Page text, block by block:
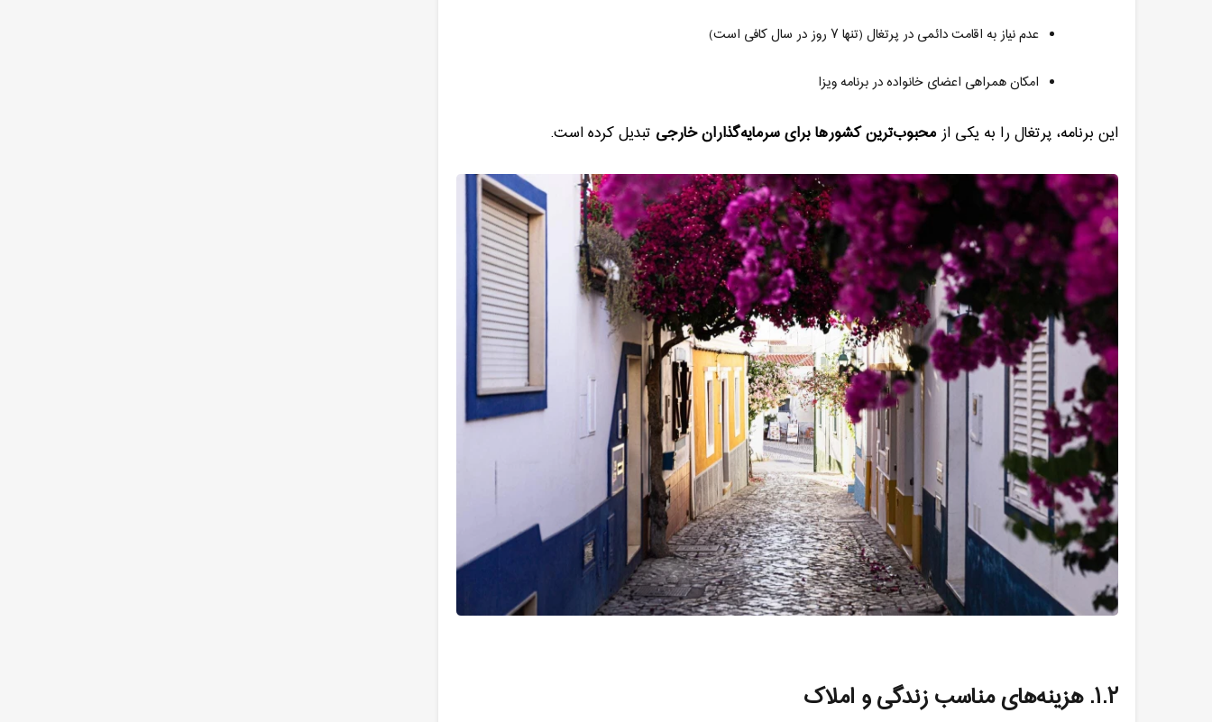
عدم نیاز به اقامت دائمی در پرتغال (تنها۷روز در سال کافی است)
امکان همراهی اعضای خانواده در برنامه ویزا
این برنامه، پرتغال را به یکی ازمحبوب‌ترین کشورها برای سرمایه‌گذاران خارجی تبدیل کرده است.
۱.۲.هزینه‌های مناسب زندگی و املاک